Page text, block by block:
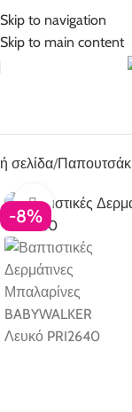
Skip to navigation
Skip to main content
σελίδα
-8%
Click to
5% Επιπλέον